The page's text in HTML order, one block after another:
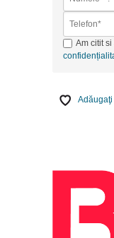
Am citit